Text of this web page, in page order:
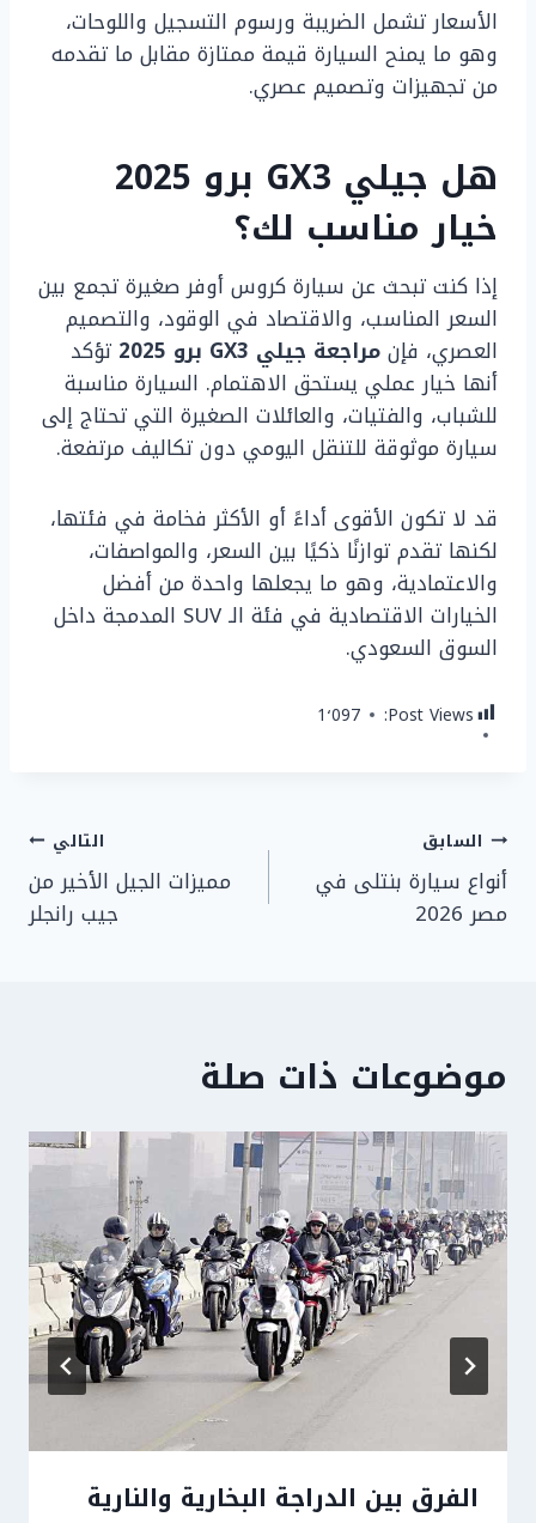
الأسعار تشمل الضريبة ورسوم التسجيل واللوحات،
وهو ما يمنح السيارة قيمة ممتازة مقابل ما تقدمه
من تجهيزات وتصميم عصري.
هل جيلي GX3 برو 2025
خيار مناسب لك؟
إذا كنت تبحث عن سيارة كروس أوفر صغيرة تجمع بين
السعر المناسب، والاقتصاد في الوقود، والتصميم
العصري، فإنمراجعة جيلي GX3 برو 2025
تؤكد
أنها خيار عملي يستحق الاهتمام. السيارة مناسبة
للشباب، والفتيات، والعائلات الصغيرة التي تحتاج إلى
سيارة موثوقة للتنقل اليومي دون تكاليف مرتفعة.
قد لا تكون الأقوى أداءً أو الأكثر فخامة في فئتها،
لكنها تقدم توازنًا ذكيًا بين السعر، والمواصفات،
والاعتمادية، وهو ما يجعلها واحدة من أفضل
الخيارات الاقتصادية في فئة الـ SUV المدمجة داخل
السوق السعودي.
Post Views: 1٬097
تصفّح
المقالات
السابق
أنواع سيارة بنتلى في
مصر 2026
التالي
مميزات الجيل الأخير من
جيب رانجلر
موضوعات ذات صلة
الفرق بين الدراجة البخارية والنارية